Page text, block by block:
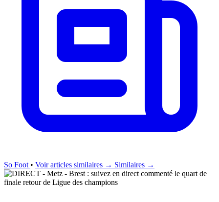
So Foot • Voir articles similaires → Similaires →